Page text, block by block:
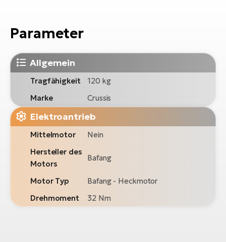
Parameter
Allgemein
Tragfähigkeit
120 kg
Marke
Crussis
Elektroantrieb
Mittelmotor
Nein
Hersteller des
Motors
Bafang
Motor Typ
Bafang - Heckmotor
Drehmoment
32 Nm